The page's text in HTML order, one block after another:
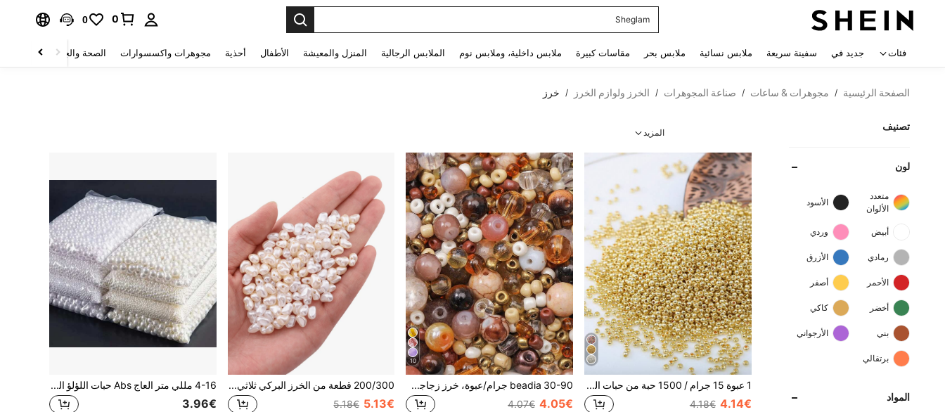
Sheglam
0
0
فئات جديد في سفينة سريعة ملابس نسائية ملابس بحر مقاسات كبيرة ملابس داخلية، وملابس نوم الملابس الرجالية المنزل والمعيشة الأطفال أحذية مجوهرات واكسسوارات الصحة والجمال
الصفحة الرئيسية / مجوهرات & ساعات / صناعة المجوهرات / الخرز ولوازم الخرز / خرز
تصنيف
لون
متعدد
الألوان
الأسود
أبيض وردي
رمادي الأزرق
الأحمر أصفر
أخضر كاكي
بني الأرجواني
برتقالي
المواد
المزيد
1 عبوة 15 جرام / 1500 حبة من حبات الزجاج المُنَمَّقة بجودة عالية بقطر 2مم لصناعة المجوهرات والإكسسوارات DIY
4.14€
4.18€
10
beadia 30-90 جرام/عبوة، خرز زجاجي بني مختلط الحجم من 3-12 مم، مناسب لصنع المجوهرات DIY، قلائد وأساور، مواد يدوية للنساء
4.05€
4.07€
200/300 قطعة من الخرز البركي ثلاثي الأبعاد غير المتماثل من ABS للسوار والقلادة والأقراط، مستلزمات صنع المجوهرات DIY
5.13€
5.18€
4-16 مللي متر العاج Abs حبات اللؤلؤ الصناعي مع ثقب مستقيم للسيدات سوار وقلادة مواد صنع المجوهرات ذاتية الصنع
3.96€